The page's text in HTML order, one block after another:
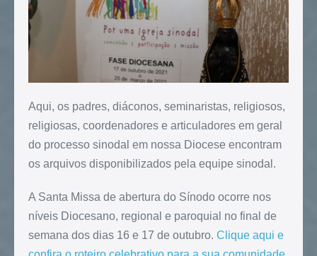
Aqui, os padres, diáconos, seminaristas, religiosos,
religiosas, coordenadores e articuladores em geral
do processo sinodal em nossa Diocese encontram
os arquivos disponibilizados pela equipe sinodal.
A Santa Missa de abertura do Sínodo ocorre nos
níveis Diocesano, regional e paroquial no final de
semana dos dias 16 e 17 de outubro. Clique aqui e